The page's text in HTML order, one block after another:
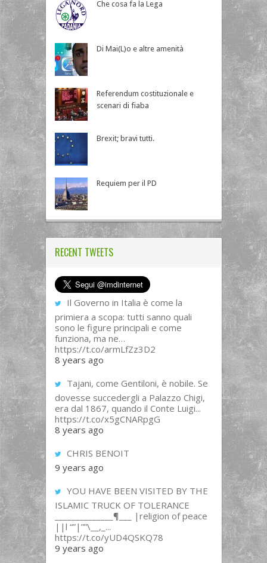
Che cosa fa la Lega
Di Mai(L)o e altre amenità
Referendum costituzionale e
scenari di fiaba
Brexit; bravi tutti.
Requiem per il PD
RECENT TWEETS
Il Governo in Italia è come la
primiera a scopa: tutti sanno quali
sono le figure principali e come
funziona, ma ne…
https://t.co/armLfZz3D2
8 years ago
Tajani, come Gentiloni, è nobile. Se
dovesse succedergli a Palazzo Chigi,
era dal 1867, quando il Conte Luigi...
https://t.co/x5gCNARpgG
8 years ago
CHRIS BENOIT
9 years ago
YOU HAVE BEEN VISITED BY THE
ISLAMIC TRUCK OF TOLERANCE
______________¶___ |religion of peace
||l “”|””\__,_...
https://t.co/yUD4QSKQ78
9 years ago